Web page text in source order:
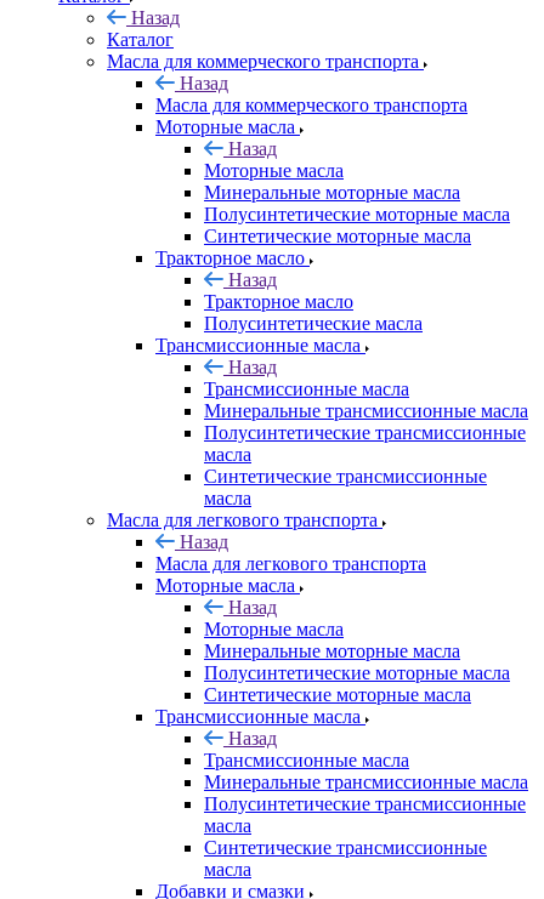
Назад
Каталог
Масла для коммерческого транспорта
Назад
Масла для коммерческого транспорта
Моторные масла
Назад
Моторные масла
Минеральные моторные масла
Полусинтетические моторные масла
Синтетические моторные масла
Тракторное масло
Назад
Тракторное масло
Полусинтетические масла
Трансмиссионные масла
Назад
Трансмиссионные масла
Минеральные трансмиссионные масла
Полусинтетические трансмиссионные
масла
Синтетические трансмиссионные
масла
Масла для легкового транспорта
Назад
Масла для легкового транспорта
Моторные масла
Назад
Моторные масла
Минеральные моторные масла
Полусинтетические моторные масла
Синтетические моторные масла
Трансмиссионные масла
Назад
Трансмиссионные масла
Минеральные трансмиссионные масла
Полусинтетические трансмиссионные
масла
Синтетические трансмиссионные
масла
Добавки и смазки